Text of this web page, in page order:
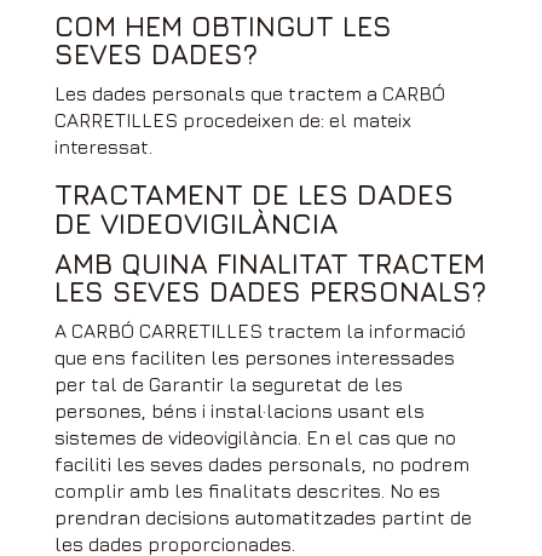
COM HEM OBTINGUT LES
SEVES DADES?
Les dades personals que tractem a CARBÓ
CARRETILLES procedeixen de: el mateix
interessat.
TRACTAMENT DE LES DADES
DE VIDEOVIGILÀNCIA
AMB QUINA FINALITAT TRACTEM
LES SEVES DADES PERSONALS?
A CARBÓ CARRETILLES tractem la informació
que ens faciliten les persones interessades
per tal de Garantir la seguretat de les
persones, béns i instal·lacions usant els
sistemes de videovigilància. En el cas que no
faciliti les seves dades personals, no podrem
complir amb les finalitats descrites. No es
prendran decisions automatitzades partint de
les dades proporcionades.